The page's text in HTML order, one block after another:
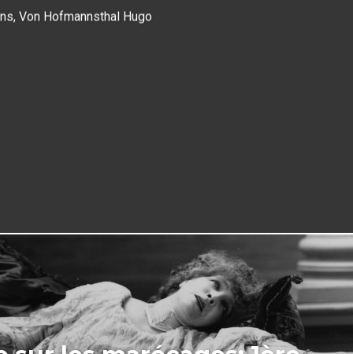
, Von Hofmannsthal Hugo